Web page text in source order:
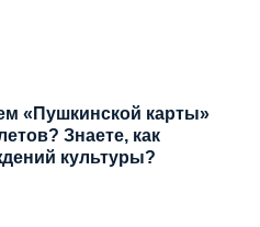
«Пушкинской карты»
Знаете, как
культуры?